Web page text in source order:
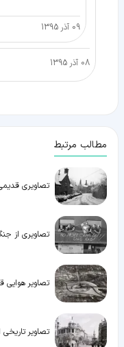
09 آذر 1395
08 آذر 1395
مطالب مرتبط
تصاویری
تصاویری از
تصاویر هوایی
تصاویر